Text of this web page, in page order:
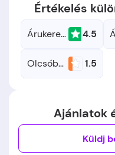
Értékelés
Árukereső.hu 4.5
Olcsóbbat.hu 1.5
Ajánlatok
Küldj